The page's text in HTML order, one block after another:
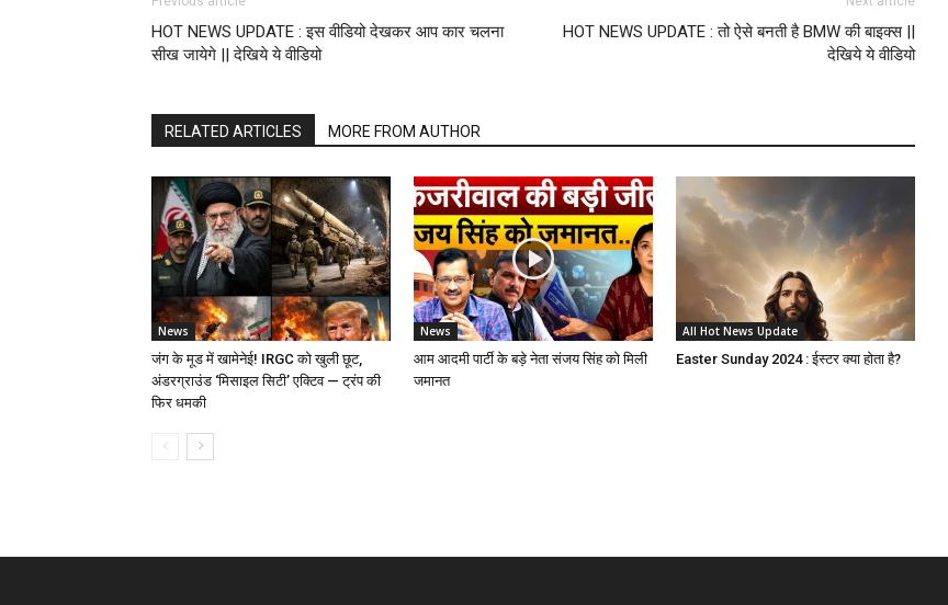
HOT NEWS UPDATE : इस वीडियो देखकर आप कार चलना
सीख जायेगे || देखिये ये वीडियो
HOT NEWS UPDATE : तो ऐसे बनती है BMW की बाइक्स ||
देखिये ये वीडियो
RELATED ARTICLES MORE FROM AUTHOR
News
जंग के मूड में खामेनेई! IRGC को खुली छूट,
अंडरग्राउंड ‘मिसाइल सिटी’ एक्टिव — ट्रंप की
फिर धमकी
News
आम आदमी पार्टी के बड़े नेता संजय सिंह को मिली
जमानत
All Hot News Update
Easter Sunday 2024 : ईस्टर क्या होता है?